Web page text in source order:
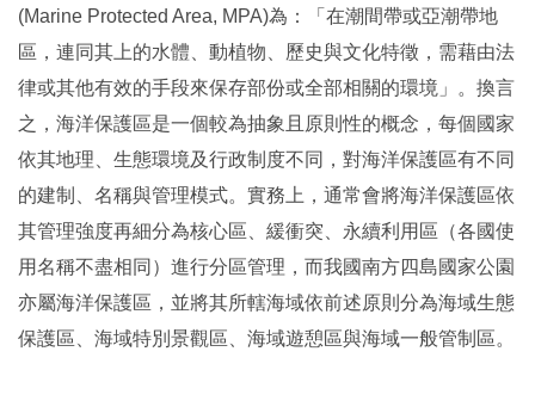
(Marine Protected Area, MPA)為：「在潮間帶或亞潮帶地
區，連同其上的水體、動植物、歷史與文化特徵，需藉由法
律或其他有效的手段來保存部份或全部相關的環境」。換言
之，海洋保護區是一個較為抽象且原則性的概念，每個國家
依其地理、生態環境及行政制度不同，對海洋保護區有不同
的建制、名稱與管理模式。實務上，通常會將海洋保護區依
其管理強度再細分為核心區、緩衝突、永續利用區（各國使
用名稱不盡相同）進行分區管理，而我國南方四島國家公園
亦屬海洋保護區，並將其所轄海域依前述原則分為海域生態
保護區、海域特別景觀區、海域遊憩區與海域一般管制區。